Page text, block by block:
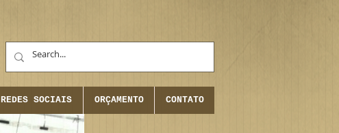
REDES SOCIAIS ORÇAMENTO CONTATO